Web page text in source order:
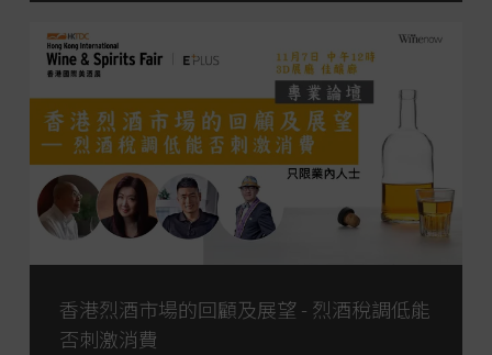
香港烈酒市場的回顧及展望 - 烈酒稅調低能
否刺激消費